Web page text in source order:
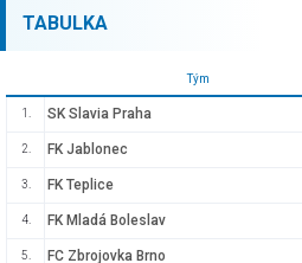
TABULKA
Tým
1. SK Slavia Praha
2. FK Jablonec
3. FK Teplice
4. FK Mladá Boleslav
5. FC Zbrojovka Brno